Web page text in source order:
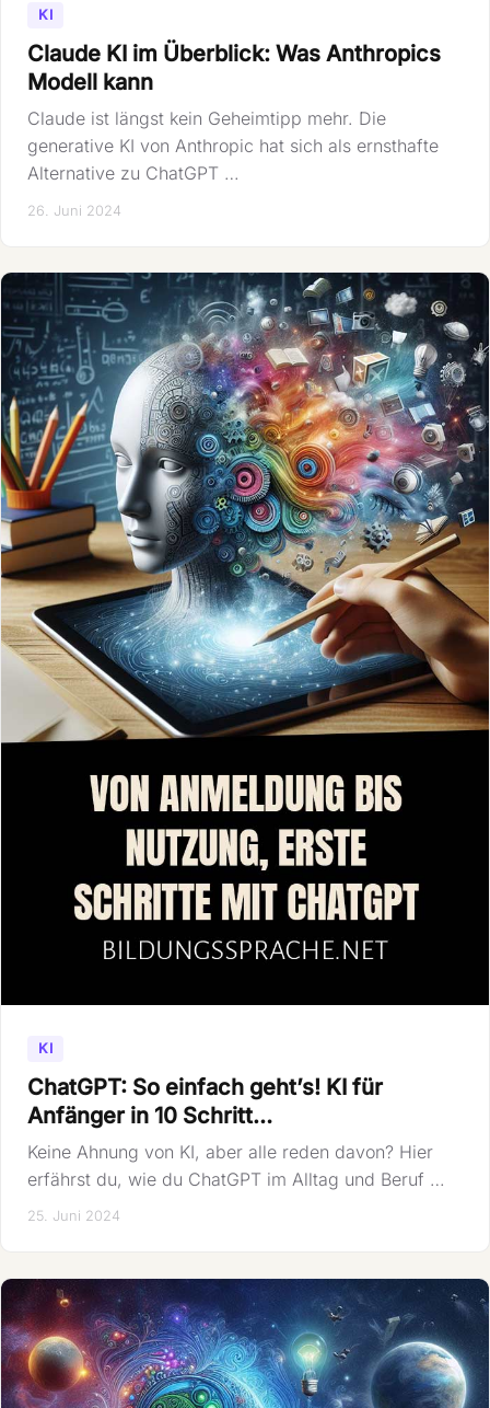
KI
Claude KI im Überblick: Was Anthropics
Modell kann
Claude ist längst kein Geheimtipp mehr. Die
generative KI von Anthropic hat sich als ernsthafte
Alternative zu ChatGPT …
26. Juni 2024
KI
ChatGPT: So einfach geht’s! KI für
Anfänger in 10 Schritt…
Keine Ahnung von KI, aber alle reden davon? Hier
erfährst du, wie du ChatGPT im Alltag und Beruf …
25. Juni 2024